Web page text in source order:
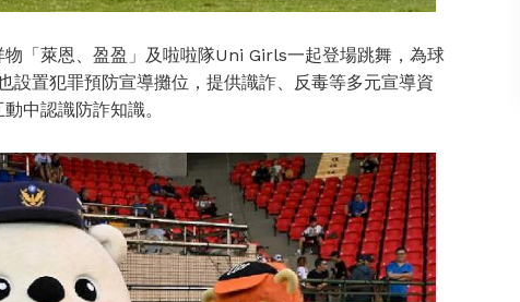
「萊恩、盈盈」及啦啦隊Uni Girls一起登場跳舞，為球
設置犯罪預防宣導攤位，提供識詐、反毒等多元宣導資
中認識防詐知識。